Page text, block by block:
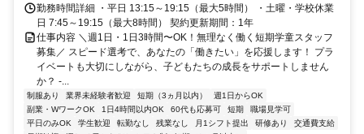
勤務時間詳細 ・平日 13:15～19:15（最大5時間） ・土曜・学校休業
日 7:45～19:15（最大8時間） 契約更新期間：1年
仕事内容 ＼週1日・1日3時間〜OK！無理なく働く短期学童スタッフ
募集／ スピード選考で、あなたの「働きたい」を応援します！ プラ
イベートも大切にしながら、子どもたちの成長をサポートしません
か？ -...
制服あり 業界未経験者歓迎 短期（3ヵ月以内）
週1日からOK
副業・WワークOK
1日4時間以内OK 60代も応募可 短期
職場見学可
平日のみOK
学生歓迎 転勤なし 残業なし 月1シフト提出 研修あり
交通費支給